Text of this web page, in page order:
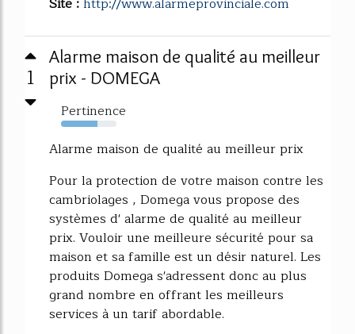
1
Alarme maison de qualité au meilleur
prix - DOMEGA
Pertinence
65%
Alarme maison de qualité au meilleur prix
Pour la protection de votre maison contre les
cambriolages , Domega vous propose des
systèmes d' alarme de qualité au meilleur
prix. Vouloir une meilleure sécurité pour sa
maison et sa famille est un désir naturel. Les
produits Domega s'adressent donc au plus
grand nombre en offrant les meilleurs
services à un tarif abordable.